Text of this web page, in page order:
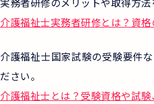
介護福祉士実務者研修とは？資
介護福祉士国家試験の受験要件
ださい。
介護福祉士とは？受験資格や試